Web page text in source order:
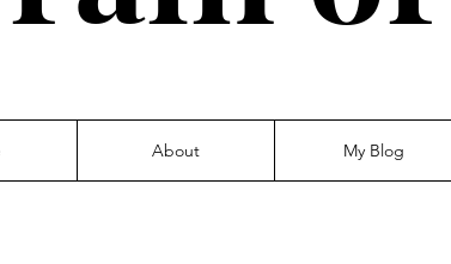
About My Blog